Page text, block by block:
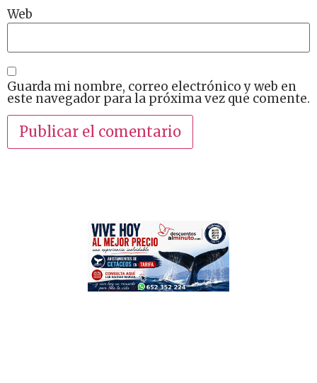
Web
Guarda mi nombre, correo electrónico y web en
este navegador para la próxima vez que comente.